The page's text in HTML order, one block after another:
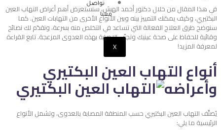
تواصل
معنا
X
في هذا المقال من خلال دكتور أحمد الهبش، سنستعرض أهم أعراض التهاب العين
البكتيري، وكيف يمكنك التمييز بينه وبين الأنواع الأخرى من التهابات العين. كما
سنوضح طرق العلاج الفعالة التي تساعد في التخلص منه بسرعة، ونقدّم لك نصائح
وقائية للحفاظ على صحة عينيك وتجنّب الإصابة بهذه العدوى المزعجة. تابع القراءة
لمعرفة المزيد!
أنواع التهاب العين البكتيري
وأعراضه
يُصنَّف التهاب العين البكتيري حسب المنطقة المصابة بالعدوى، وتشمل الأنواع
الرئيسية ما يلي: